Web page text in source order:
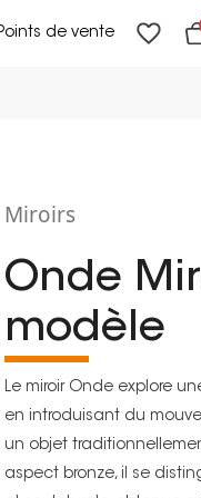
de vente
Miroirs
Onde
modèle
Le miroir Onde explore
en introduisant du
un objet
aspect bronze, il se